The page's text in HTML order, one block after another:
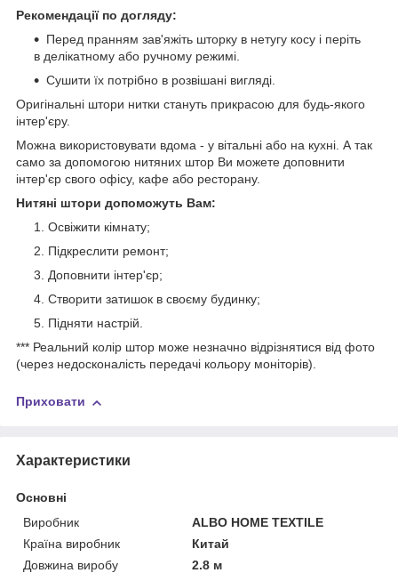
Рекомендації по догляду:
Перед пранням зав'яжіть шторку в нетугу косу і періть
в делікатному або ручному режимі.
Сушити їх потрібно в розвішані вигляді.
Оригінальні штори нитки стануть прикрасою для будь-якого
інтер'єру.
Можна використовувати вдома - у вітальні або на кухні. А так
само за допомогою нитяних штор Ви можете доповнити
інтер'єр свого офісу, кафе або ресторану.
Нитяні штори допоможуть Вам:
Освіжити кімнату;
Підкреслити ремонт;
Доповнити інтер'єр;
Створити затишок в своєму будинку;
Підняти настрій.
*** Реальний колір штор може незначно відрізнятися від фото
(через недосконалість передачі кольору моніторів).
Приховати
Характеристики
Основні
Виробник
ALBO HOME TEXTILE
Країна виробник
Китай
Довжина виробу
2.8 м